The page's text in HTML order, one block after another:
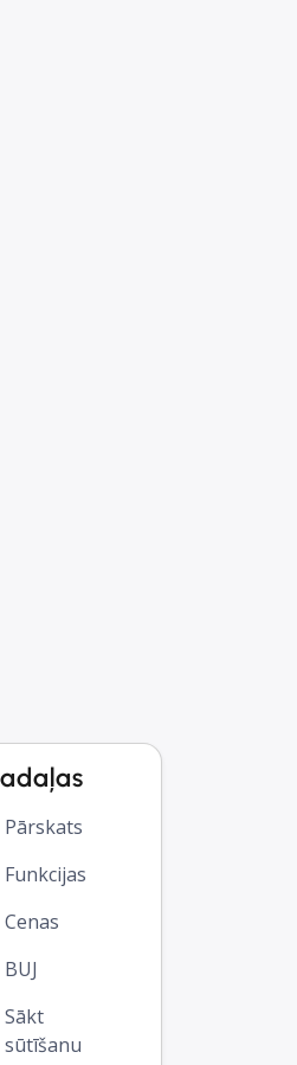
Pārskats
Funkcijas
Cenas
BUJ
Sākt
sūtīšanu